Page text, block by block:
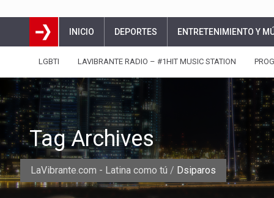
INICIO DEPORTES ENTRETENIMIENTO Y
LGBTI LAVIBRANTE RADIO – #1HIT MUSIC STATION
LaVibrante.com - Latina como tú / Dsiparos
Tag Archives